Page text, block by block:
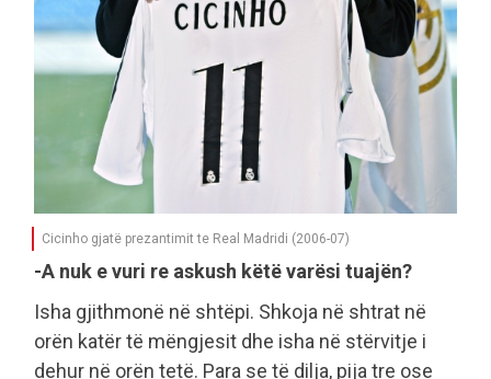
Cicinho gjatë prezantimit te Real Madridi (2006-07)
-A nuk e vuri re askush këtë varësi tuajën?
Isha gjithmonë në shtëpi. Shkoja në shtrat në
orën katër të mëngjesit dhe isha në stërvitje i
dehur në orën tetë. Para se të dilja, pija tre ose